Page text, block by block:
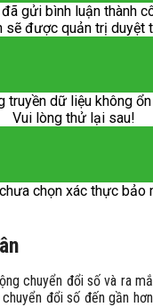
gửi bình luận thành
sẽ được quản trị duyệt
truyền dữ liệu không ổn
Vui lòng thử lại sau!
chọn xác thực bảo
chuyển đổi số và ra
đổi số đến gần